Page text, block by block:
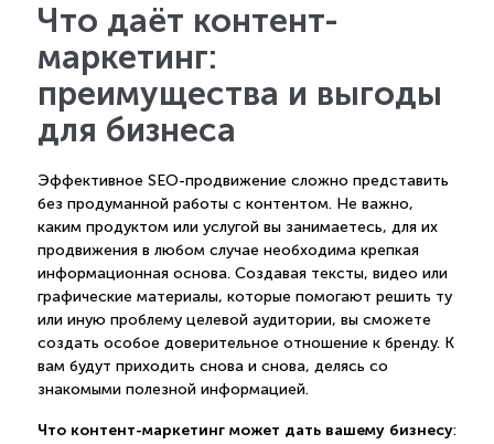
Что даёт контент-
маркетинг:
преимущества и выгоды
для бизнеса
Эффективное SEO-продвижение сложно представить
без продуманной работы с контентом. Не важно,
каким продуктом или услугой вы занимаетесь, для их
продвижения в любом случае необходима крепкая
информационная основа. Создавая тексты, видео или
графические материалы, которые помогают решить ту
или иную проблему целевой аудитории, вы сможете
создать особое доверительное отношение к бренду. К
вам будут приходить снова и снова, делясь со
знакомыми полезной информацией.
Что контент-маркетинг может дать вашему бизнесу: